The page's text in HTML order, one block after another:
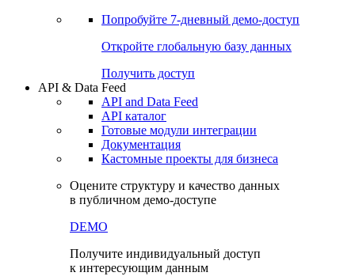
Попробуйте 7-дневный демо-доступ
Откройте глобальную базу данных
Получить доступ
API & Data Feed
API and Data Feed
API каталог
Готовые модули интеграции
Документация
Кастомные проекты для бизнеса
Оцените структуру и качество данных
в публичном демо-доступе
DEMO
Получите индивидуальный доступ
к интересующим данным